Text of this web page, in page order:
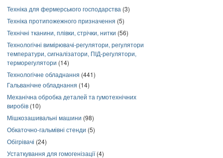
Техніка для фермерського господарства (3)
Техніка протипожежного призначення (5)
Технічні тканини, плівки, стрічки, нитки (56)
Технологічні вимірювачі-регулятори, регулятори
температури, сигналізатори, ПІД-регулятори,
терморегулятори (14)
Технологічне обладнання (441)
Гальванічне обладнання (14)
Механічна обробка деталей та гумотехнічних
виробів (10)
Мішкозашивальні машини (98)
Обкаточно-гальмівні стенди (5)
Обігрівачі (24)
Устаткування для гомогенізації(4)